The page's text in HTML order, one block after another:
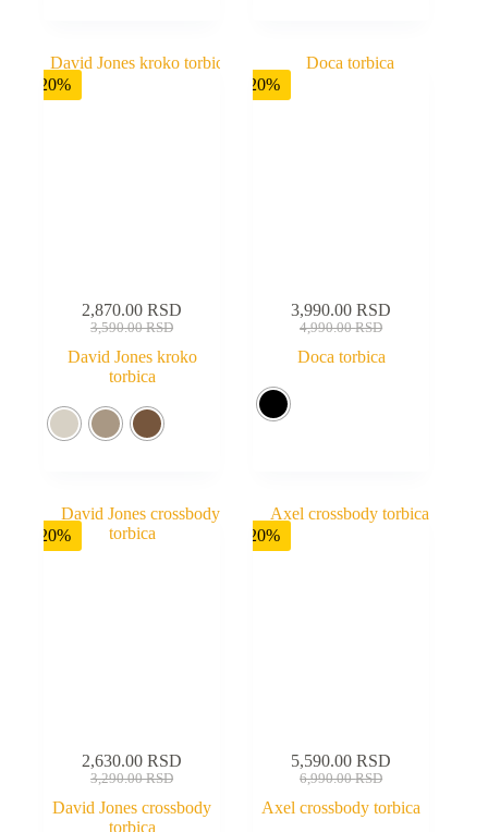
-20%
3,590.00RSD
2,870.00RSD
David Jones kroko
torbica
-20%
4,990.00RSD
3,990.00RSD
Doca torbica
-20%
3,290.00RSD
2,630.00RSD
David Jones crossbody
torbica
-20%
6,990.00RSD
5,590.00RSD
Axel crossbody torbica